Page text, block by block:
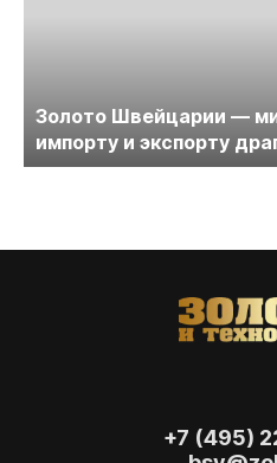
Золото Швейцарии —
импорту и экспорту
+7 (495)